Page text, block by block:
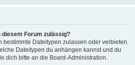
diesem Forum zulässig?
bestimmte Dateitypen zulassen oder verbieten.
Dateitypen du anhängen kannst und du
dich bitte an die Board-Administration.